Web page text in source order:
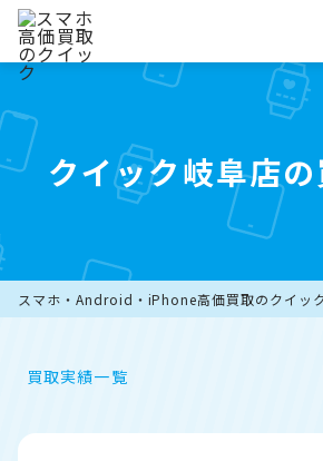
クイック岐阜店
スマホ・Android・iPhone高価買取のクイッ
買取実績一覧